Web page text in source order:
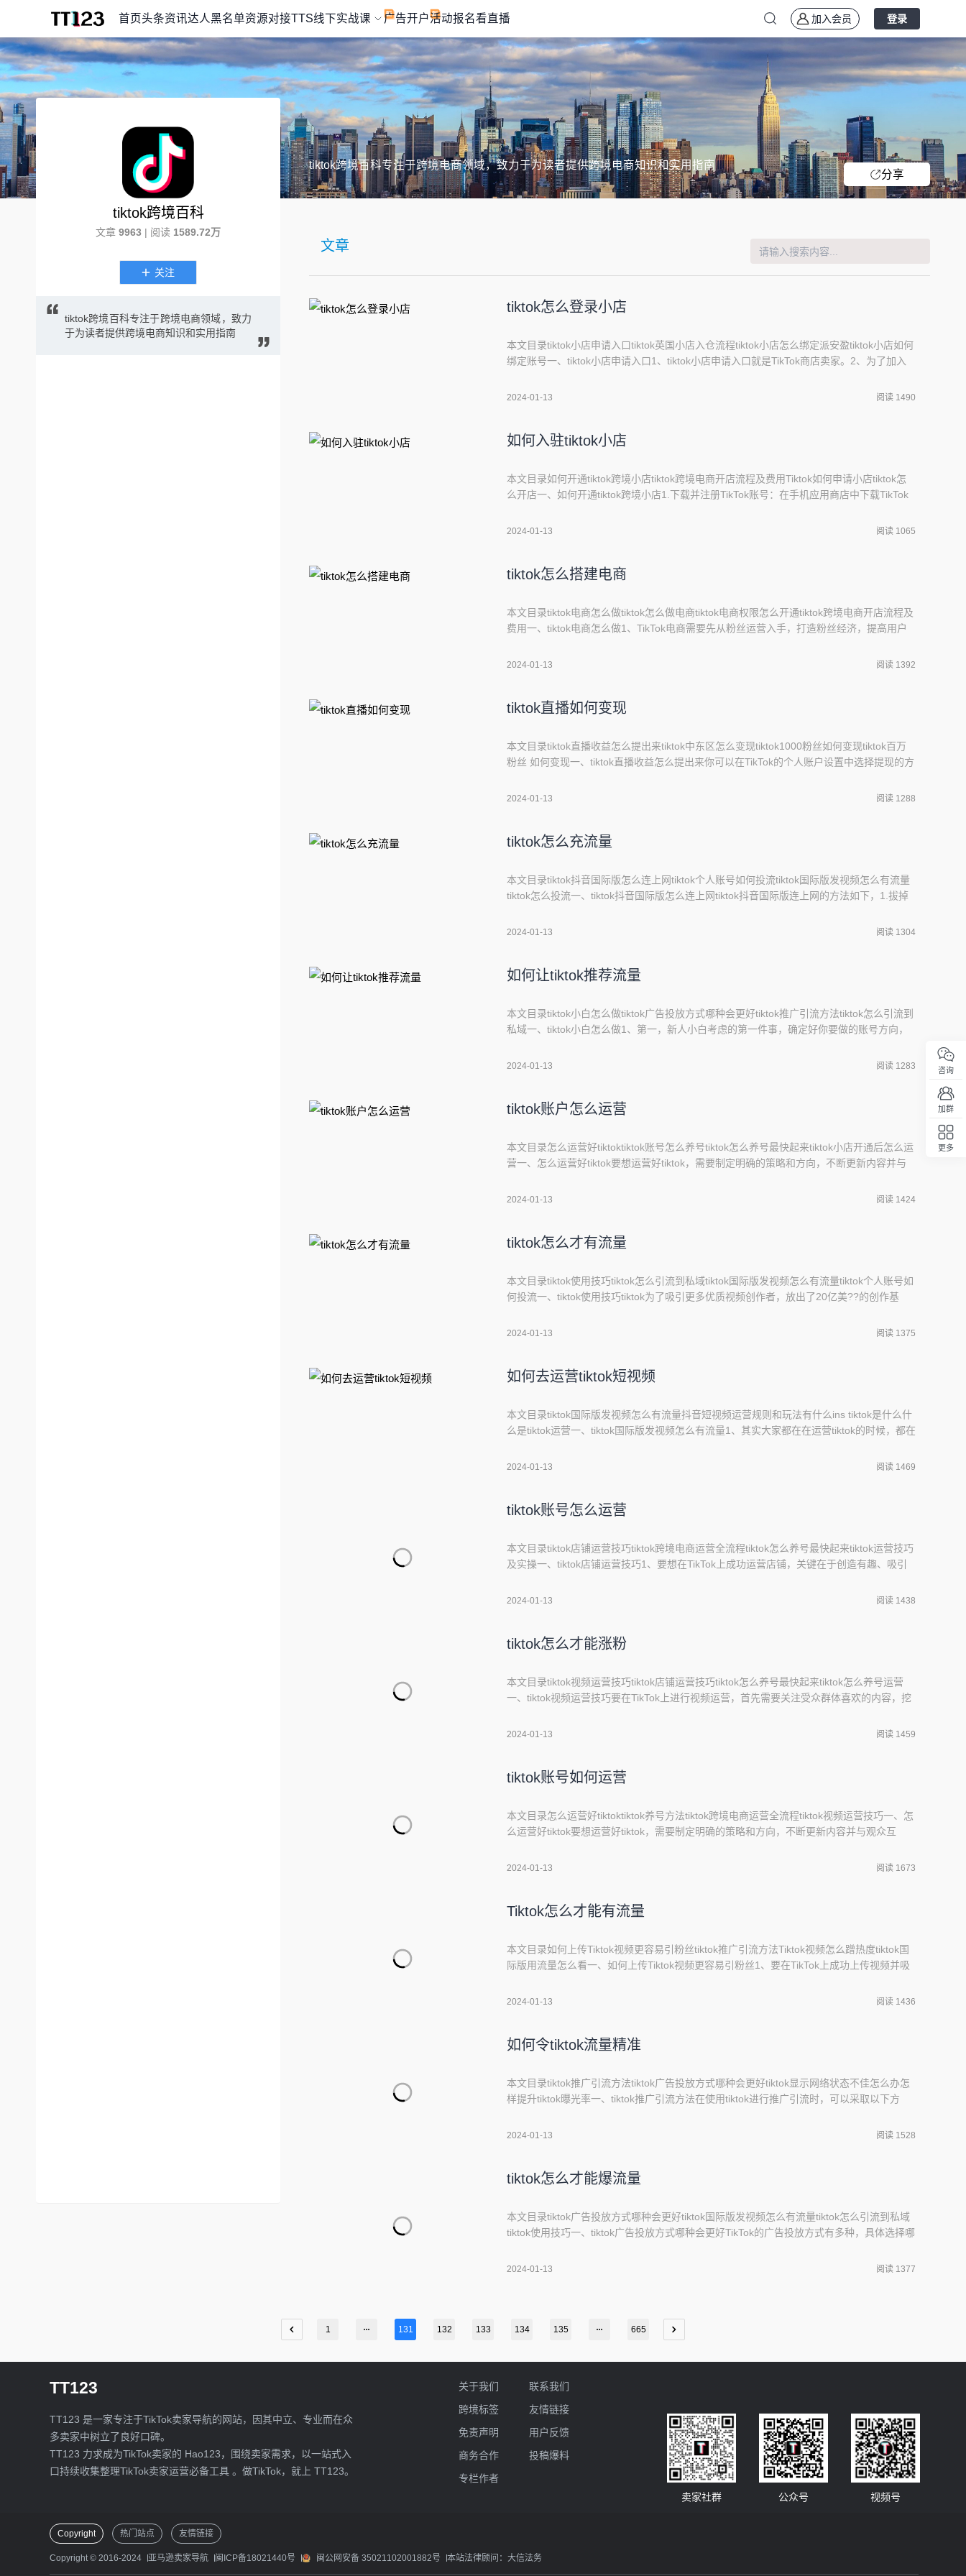
首页头条资讯达人黑名单资源对接TTS线下实战课 广告开户活动报名看直播 加入会员 登录
tiktok跨境百科
文章 9963 | 阅读 1589.72万
关注
tiktok跨境百科专注于跨境电商领域，致力
于为读者提供跨境电商知识和实用指南
tiktok跨境百科专注于跨境电商领域，致力于为读者提供跨境电商知识和实用指南
分享
文章
tiktok怎么登录小店
本文目录tiktok小店申请入口tiktok英国小店入仓流程tiktok小店怎么绑定派安盈tiktok小店如何
绑定账号一、tiktok小店申请入口1、tiktok小店申请入口就是TikTok商店卖家。2、为了加入
龄，就可以使用它注册为TikTok商店卖家。3、卖家中心不仅是加入TikTok商店的门户
2024-01-13 阅读 1490
如何入驻tiktok小店
本文目录如何开通tiktok跨境小店tiktok跨境电商开店流程及费用Tiktok如何申请小店tiktok怎
么开店一、如何开通tiktok跨境小店1.下载并注册TikTok账号：在手机应用商店中下载TikTok
找到并点击&#34;我&#34;的按钮，然后选择&#34;创建&#34;按钮，在弹出的选项中选
2024-01-13 阅读 1065
tiktok怎么搭建电商
本文目录tiktok电商怎么做tiktok怎么做电商tiktok电商权限怎么开通tiktok跨境电商开店流程及
费用一、tiktok电商怎么做1、TikTok电商需要先从粉丝运营入手，打造粉丝经济，提高用户
立口碑；3、最后，通过社群营销和内容营销，提升用户体验和购物体验，提高用户忠诚度和
2024-01-13 阅读 1392
tiktok直播如何变现
本文目录tiktok直播收益怎么提出来tiktok中东区怎么变现tiktok1000粉丝如何变现tiktok百万
粉丝 如何变现一、tiktok直播收益怎么提出来你可以在TikTok的个人账户设置中选择提现的方
提现方式，然后提交提现申请。TikTok会在一定的工作日内审核并处理你的提现申请，一旦
2024-01-13 阅读 1288
tiktok怎么充流量
本文目录tiktok抖音国际版怎么连上网tiktok个人账号如何投流tiktok国际版发视频怎么有流量
tiktok怎么投流一、tiktok抖音国际版怎么连上网tiktok抖音国际版连上网的方法如下，1.拔掉
(任选),部分用户需要在第2步之后重启。3.ios用户需要打开appstore切换为目标地区的
2024-01-13 阅读 1304
如何让tiktok推荐流量
本文目录tiktok小白怎么做tiktok广告投放方式哪种会更好tiktok推广引流方法tiktok怎么引流到
私域一、tiktok小白怎么做1、第一，新人小白考虑的第一件事，确定好你要做的账号方向，
突出的特长，那你就做混剪，混剪包含了搬运。2、第二，多和TikTok行业大佬交流，很多资
2024-01-13 阅读 1283
tiktok账户怎么运营
本文目录怎么运营好tiktoktiktok账号怎么养号tiktok怎么养号最快起来tiktok小店开通后怎么运
营一、怎么运营好tiktok要想运营好tiktok，需要制定明确的策略和方向，不断更新内容并与
制作有创意的视频，引起观众的兴趣和注意。2.保持活跃：需要频繁上传新视频，并及时回
2024-01-13 阅读 1424
tiktok怎么才有流量
本文目录tiktok使用技巧tiktok怎么引流到私域tiktok国际版发视频怎么有流量tiktok个人账号如
何投流一、tiktok使用技巧tiktok为了吸引更多优质视频创作者，放出了20亿美??的创作基
分成。按照上面的玩法，你直接照搬国内比较火的视频，在视频获取播放量之后就能拿到平
2024-01-13 阅读 1375
如何去运营tiktok短视频
本文目录tiktok国际版发视频怎么有流量抖音短视频运营规则和玩法有什么ins tiktok是什么什
么是tiktok运营一、tiktok国际版发视频怎么有流量1、其实大家都在在运营tiktok的时候，都在
要知道能爆流量，是有几个点需要全部做到，才有可能爆流量，今天我就来说说如何让你发
2024-01-13 阅读 1469
tiktok账号怎么运营
本文目录tiktok店铺运营技巧tiktok跨境电商运营全流程tiktok怎么养号最快起来tiktok运营技巧
及实操一、tiktok店铺运营技巧1、要想在TikTok上成功运营店铺，关键在于创造有趣、吸引
吸引用户关注。同时与粉丝互动，回复评论、参与话题挑战，增加用户粘性和参与感。2、另
2024-01-13 阅读 1438
tiktok怎么才能涨粉
本文目录tiktok视频运营技巧tiktok店铺运营技巧tiktok怎么养号最快起来tiktok怎么养号运营
一、tiktok视频运营技巧要在TikTok上进行视频运营，首先需要关注受众群体喜欢的内容，挖
奏明快、内容精彩，吸引观众的注意力。此外，不仅要关注视频本身的质量，还需要关注标
2024-01-13 阅读 1459
tiktok账号如何运营
本文目录怎么运营好tiktoktiktok养号方法tiktok跨境电商运营全流程tiktok视频运营技巧一、怎
么运营好tiktok要想运营好tiktok，需要制定明确的策略和方向，不断更新内容并与观众互
创意的视频，引起观众的兴趣和注意。2.保持活跃：需要频繁上传新视频，并及时回复评
2024-01-13 阅读 1673
Tiktok怎么才能有流量
本文目录如何上传Tiktok视频更容易引粉丝tiktok推广引流方法Tiktok视频怎么蹭热度tiktok国
际版用流量怎么看一、如何上传Tiktok视频更容易引粉丝1、要在TikTok上成功上传视频并吸
内容策略，包括一系列的主题和子主题，并按照计划发布视频。这样有利于吸引和维护用
2024-01-13 阅读 1436
如何令tiktok流量精准
本文目录tiktok推广引流方法tiktok广告投放方式哪种会更好tiktok显示网络状态不佳怎么办怎
样提升tiktok曝光率一、tiktok推广引流方法在使用tiktok进行推广引流时，可以采取以下方
2.优化视频内容，使其更具有吸引力，例如添加美颜滤镜、添加元素等等。3.通过合作与交
2024-01-13 阅读 1528
tiktok怎么才能爆流量
本文目录tiktok广告投放方式哪种会更好tiktok国际版发视频怎么有流量tiktok怎么引流到私域
tiktok使用技巧一、tiktok广告投放方式哪种会更好TikTok的广告投放方式有多种，具体选择哪
是常见的三种投放方式及其优缺点：1.条目广告（In-FeedAds）：这种广告形式是在TikTok
2024-01-13 阅读 1377
1 131 132 133 134 135 665
TT123
TT123 是一家专注于TikTok卖家导航的网站，因其中立、专业而在众
多卖家中树立了良好口碑。
TT123 力求成为TikTok卖家的 Hao123，围绕卖家需求，以一站式入
口持续收集整理TikTok卖家运营必备工具 。做TikTok，就上 TT123。
关于我们
联系我们
跨境标签
友情链接
免责声明
用户反馈
商务合作
投稿爆料
专栏作者
卖家社群
公众号 视频号
Copyright 热门站点 友情链接
Copyright © 2016-2024 亚马逊卖家导航 闽ICP备18021440号 闽公网安备 35021102001882号 本站法律顾问：大信法务
咨询
加群
更多